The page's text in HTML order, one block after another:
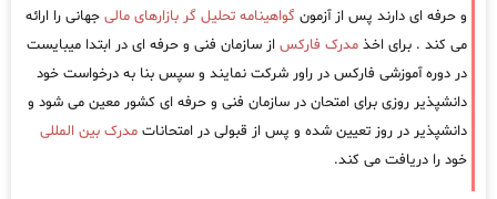
و حرفه ای دارند پس از آزمون گواهینامه تحلیل گر بازارهای مالی جهانی را ارائه
می کند . برای اخذ مدرک فارکس از سازمان فنی و حرفه ای در ابتدا میبایست
در دوره آموزشی فارکس در راور شرکت نمایند و سپس بنا به درخواست خود
دانشپذیر روزی برای امتحان در سازمان فنی و حرفه ای کشور معین می شود و
دانشپذیر در روز تعیین شده و پس از قبولی در امتحانات مدرک بین المللی
خود را دریافت می کند.